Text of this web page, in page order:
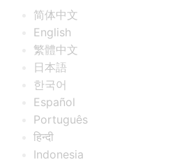
简体中文
English
繁體中文
日本語
한국어
Español
Português
हिन्दी
Indonesia